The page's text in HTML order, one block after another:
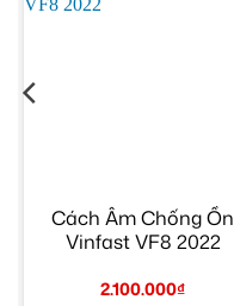
Cách Âm Chống Ồn
Vinfast VF8 2022
2.100.000₫